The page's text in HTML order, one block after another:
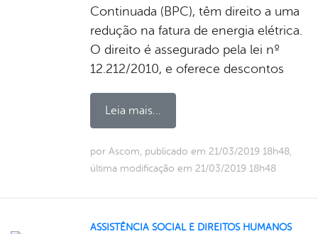
Continuada (BPC), têm direito a uma
redução na fatura de energia elétrica.
O direito é assegurado pela lei nº
12.212/2010, e oferece descontos
Leia mais...
por Ascom, publicado em 21/03/2019 18h48,
última modificação em 21/03/2019 18h48
ASSISTÊNCIA SOCIAL E DIREITOS HUMANOS